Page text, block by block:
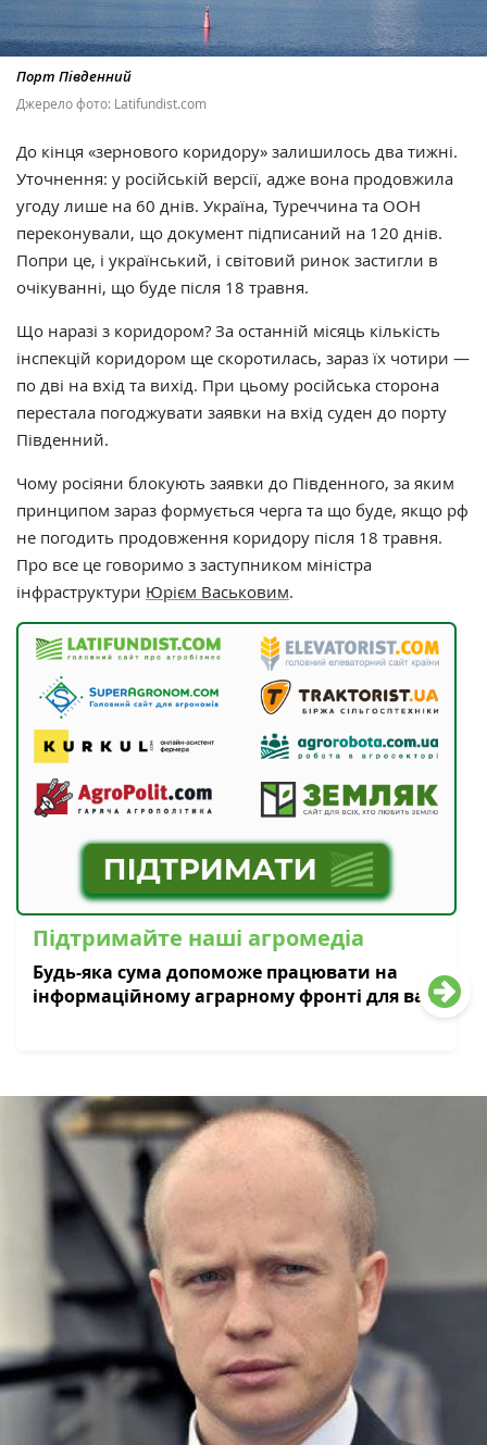
Порт Південний
Джерело фото: Latifundist.com
До кінця «зернового коридору» залишилось два тижні.
Уточнення: у російській версії, адже вона продовжила
угоду лише на 60 днів. Україна, Туреччина та ООН
переконували, що документ підписаний на 120 днів.
Попри це, і український, і світовий ринок застигли в
очікуванні, що буде після 18 травня.
Що наразі з коридором? За останній місяць кількість
інспекцій коридором ще скоротилась, зараз їх чотири —
по дві на вхід та вихід. При цьому російська сторона
перестала погоджувати заявки на вхід суден до порту
Південний.
Чому росіяни блокують заявки до Південного, за яким
принципом зараз формується черга та що буде, якщо рф
не погодить продовження коридору після 18 травня.
Про все це говоримо з заступником міністра
інфраструктури Юрієм Васьковим.
Підтримайте наші агромедіа
Будь-яка сума допоможе працювати на
інформаційному аграрному фронті для вас